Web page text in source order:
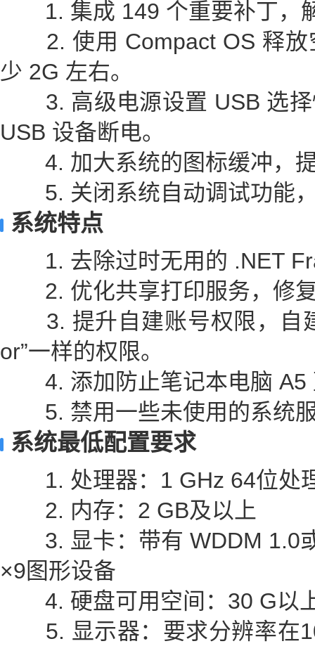
1. 集成 149 个重要补丁，
2. 使用 Compact OS 释放
少 2G 左右。
3. 高级电源设置 USB 选择
USB 设备断电。
4. 加大系统的图标缓冲，提
5. 关闭系统自动调试功能，
系统特点
1. 去除过时无用的 .NET
2. 优化共享打印服务，修复
3. 提升自建账号权限，自
or”一样的权限。
4. 添加防止笔记本电脑 A5
5. 禁用一些未使用的系统服
系统最低配置要求
1. 处理器：1 GHz 64位处
2. 内存：2 GB及以上
3. 显卡：带有 WDDM 1.0
×9图形设备
4. 硬盘可用空间：30 G以
5. 显示器：要求分辨率在